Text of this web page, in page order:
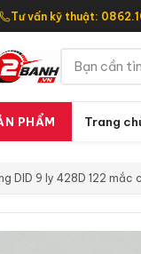
Tư vấn kỹ thuật:
PHẨM Trang
DID 9 ly 428D 122 mắc